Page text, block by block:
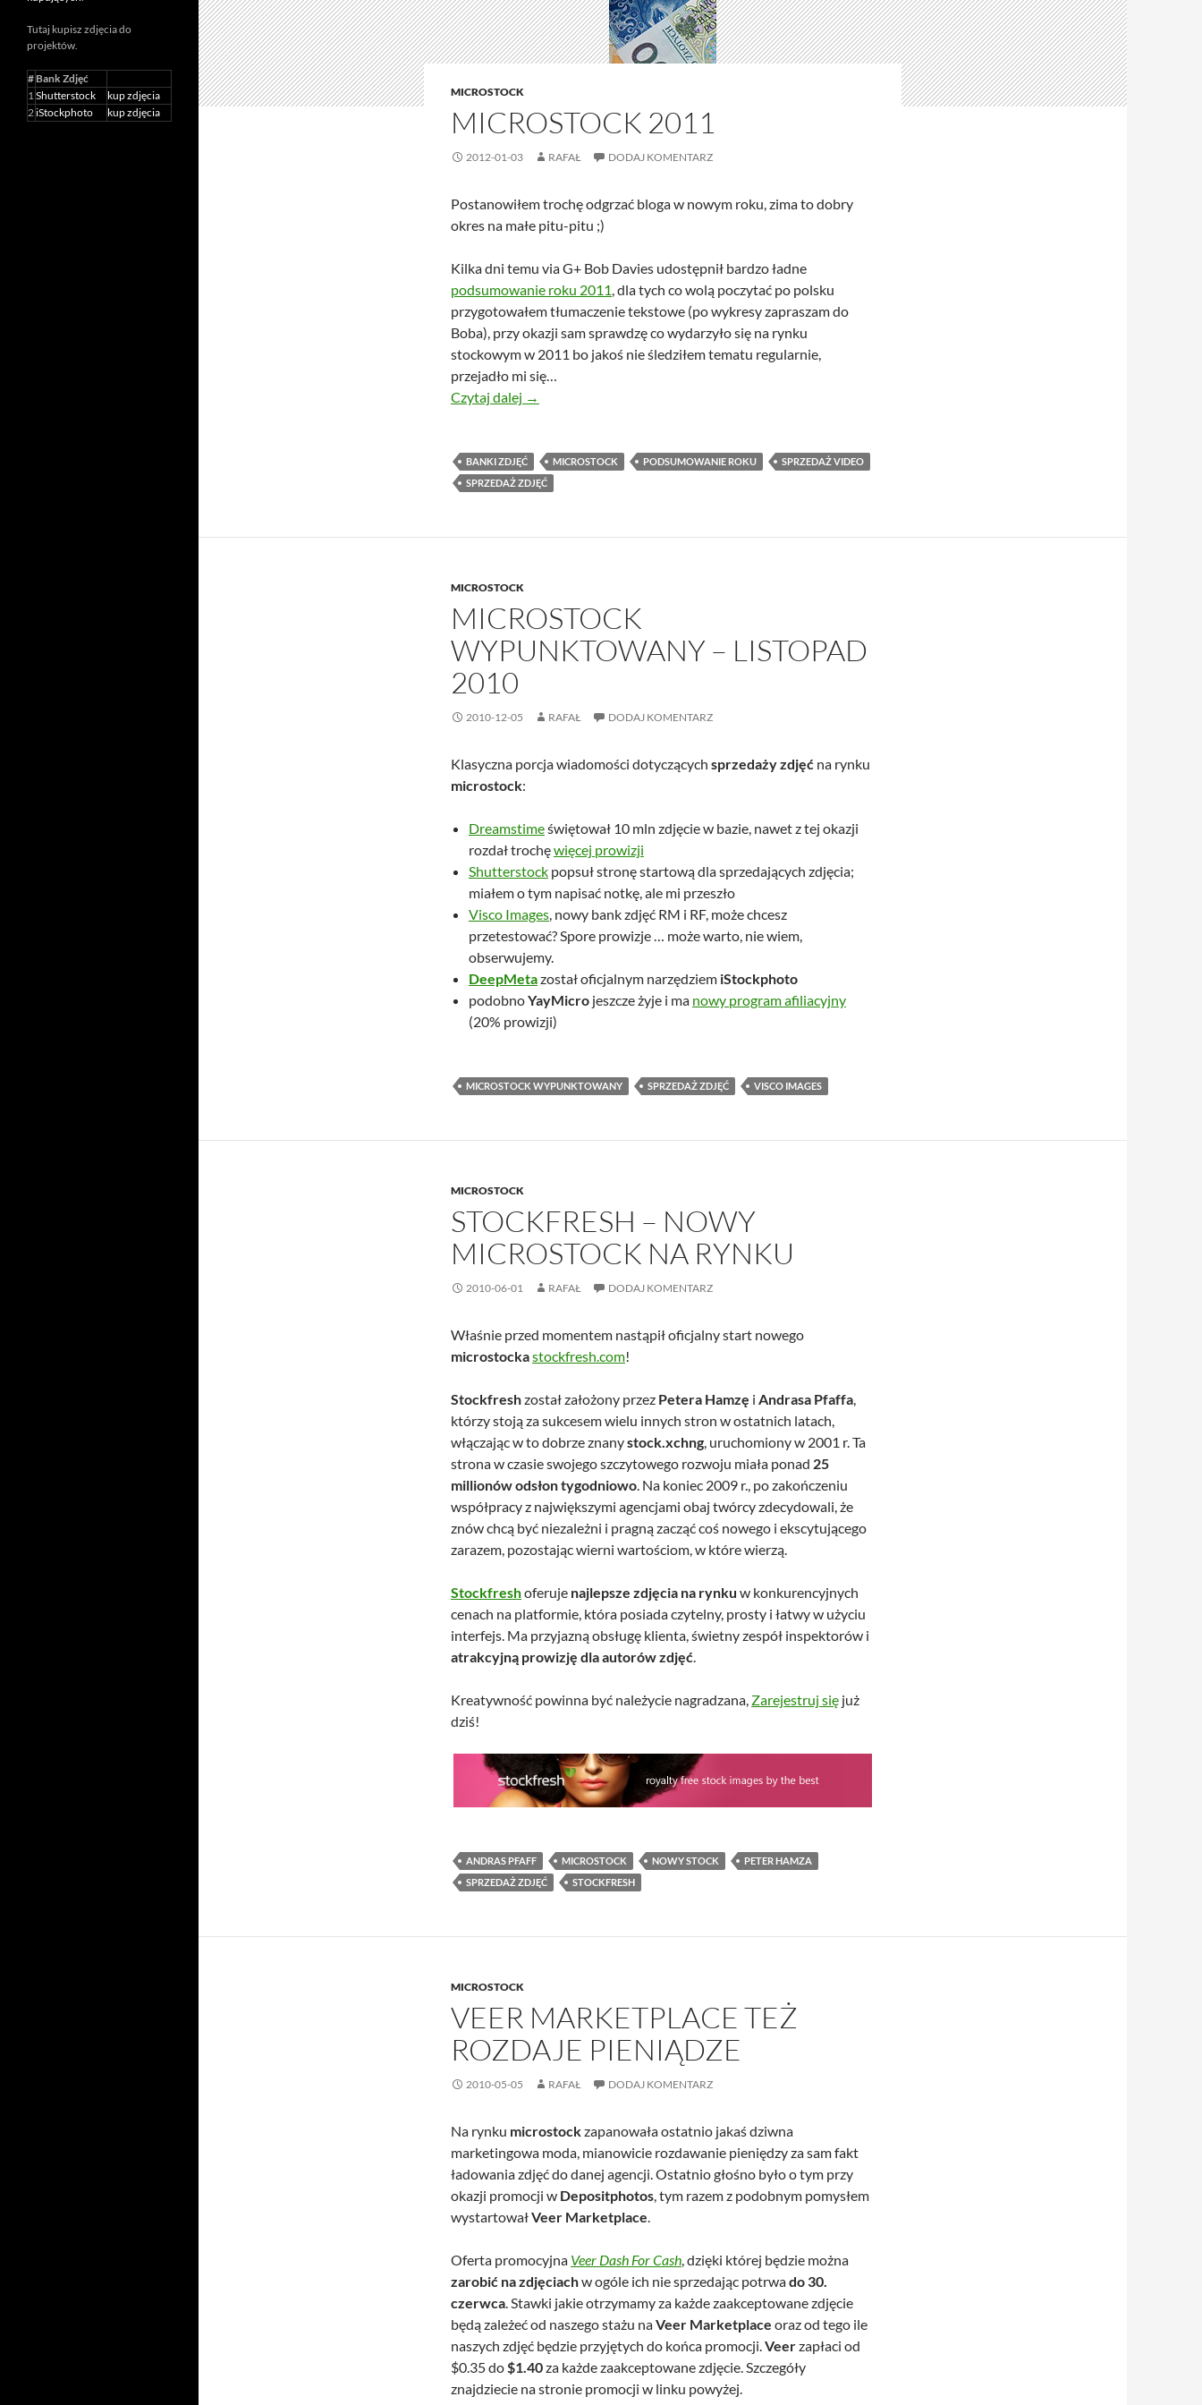
MICROSTOCK
MICROSTOCK 2011
2012-01-03 RAFAŁ DODAJ KOMENTARZ
Postanowiłem trochę odgrzać bloga w nowym roku, zima to dobry
okres na małe pitu-pitu ;)
Kilka dni temu via G+ Bob Davies udostępnił bardzo ładne
podsumowanie roku 2011, dla tych co wolą poczytać po polsku
przygotowałem tłumaczenie tekstowe (po wykresy zapraszam do
Boba), przy okazji sam sprawdzę co wydarzyło się na rynku
stockowym w 2011 bo jakoś nie śledziłem tematu regularnie,
przejadło mi się…
Czytaj dalej Microstock 2011
→
BANKI ZDJĘĆ MICROSTOCK PODSUMOWANIE ROKU
SPRZEDAŻ VIDEO
SPRZEDAŻ ZDJĘĆ
MICROSTOCK
MICROSTOCK
WYPUNKTOWANY – LISTOPAD
2010
2010-12-05 RAFAŁ DODAJ KOMENTARZ
Klasyczna porcja wiadomości dotyczących sprzedaży zdjęć na rynku
microstock:
Dreamstimeświętował 10 mln zdjęcie w bazie, nawet z tej okazji
rozdał trochęwięcej prowizji
Shutterstock popsuł stronę startową dla sprzedających zdjęcia;
miałem o tym napisać notkę, ale mi przeszło
Visco Images, nowy bank zdjęć RM i RF, może chcesz
przetestować? Spore prowizje … może warto, nie wiem,
obserwujemy.
DeepMetazostał oficjalnym narzędziem iStockphoto
podobnoYayMicro jeszcze żyje i ma nowy program afiliacyjny
(20% prowizji)
MICROSTOCK WYPUNKTOWANY SPRZEDAŻ ZDJĘĆ VISCO IMAGES
MICROSTOCK
STOCKFRESH – NOWY
MICROSTOCK NA RYNKU
2010-06-01 RAFAŁ DODAJ KOMENTARZ
Właśnie przed momentem nastąpił oficjalny start nowego
microstockastockfresh.com!
Stockfreshzostał założony przez Petera Hamzę i Andrasa Pfaffa,
którzy stoją za sukcesem wielu innych stron w ostatnich latach,
włączając w to dobrze znanystock.xchng, uruchomiony w 2001 r. Ta
strona w czasie swojego szczytowego rozwoju miała ponad 25
millionów odsłon tygodniowo. Na koniec 2009 r., po zakończeniu
współpracy z największymi agencjami obaj twórcy zdecydowali, że
znów chcą być niezależni i pragną zacząć coś nowego i ekscytującego
zarazem, pozostając wierni wartościom, w które wierzą.
Stockfreshoferuje najlepsze zdjęcia na rynku w konkurencyjnych
cenach na platformie, która posiada czytelny, prosty i łatwy w użyciu
interfejs. Ma przyjazną obsługę klienta, świetny zespół inspektorów i
atrakcyjną prowizję dla autorów zdjęć.
Kreatywność powinna być należycie nagradzana, Zarejestruj się już
dziś!
ANDRAS PFAFF MICROSTOCK NOWY STOCK
PETER HAMZA
SPRZEDAŻ ZDJĘĆ
STOCKFRESH
MICROSTOCK
VEER MARKETPLACE TEŻ
ROZDAJE PIENIĄDZE
2010-05-05 RAFAŁ DODAJ KOMENTARZ
Na rynku microstockzapanowała ostatnio jakaś dziwna
marketingowa moda, mianowicie rozdawanie pieniędzy za sam fakt
ładowania zdjęć do danej agencji. Ostatnio głośno było o tym przy
okazji promocji w Depositphotos, tym razem z podobnym pomysłem
wystartowałVeer Marketplace.
Oferta promocyjna Veer Dash For Cash, dzięki której będzie można
zarobić na zdjęciachw ogóle ich nie sprzedając potrwado 30.
czerwca. Stawki jakie otrzymamy za każde zaakceptowane zdjęcie
będą zależeć od naszego stażu naVeer Marketplace oraz od tego ile
naszych zdjęć będzie przyjętych do końca promocji.Veerzapłaci od
$0.35 do$1.40za każde zaakceptowane zdjęcie. Szczegóły
znajdziecie na stronie promocji w linku powyżej.
Tutaj kupisz zdjęcia do
projektów.
# Bank Zdjęć
1Shutterstock
kup zdjęcia
2iStockphoto kup zdjęcia